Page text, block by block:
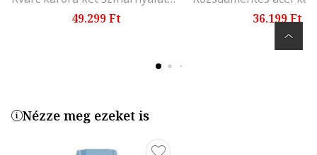
49.299 Ft
36.199 Ft
Nézze meg ezeket is